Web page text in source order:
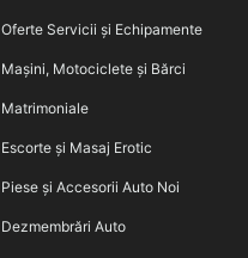
Oferte Servicii și Echipamente
Mașini, Motociclete și Bărci
Matrimoniale
Escorte și Masaj Erotic
Piese și Accesorii Auto Noi
Dezmembrări Auto